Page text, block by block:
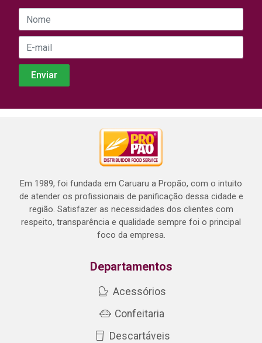
Em 1989, foi fundada em Caruaru a Propão, com o intuito
de atender os profissionais de panificação dessa cidade e
região. Satisfazer as necessidades dos clientes com
respeito, transparência e qualidade sempre foi o principal
foco da empresa.
Departamentos
Acessórios
Confeitaria
Descartáveis